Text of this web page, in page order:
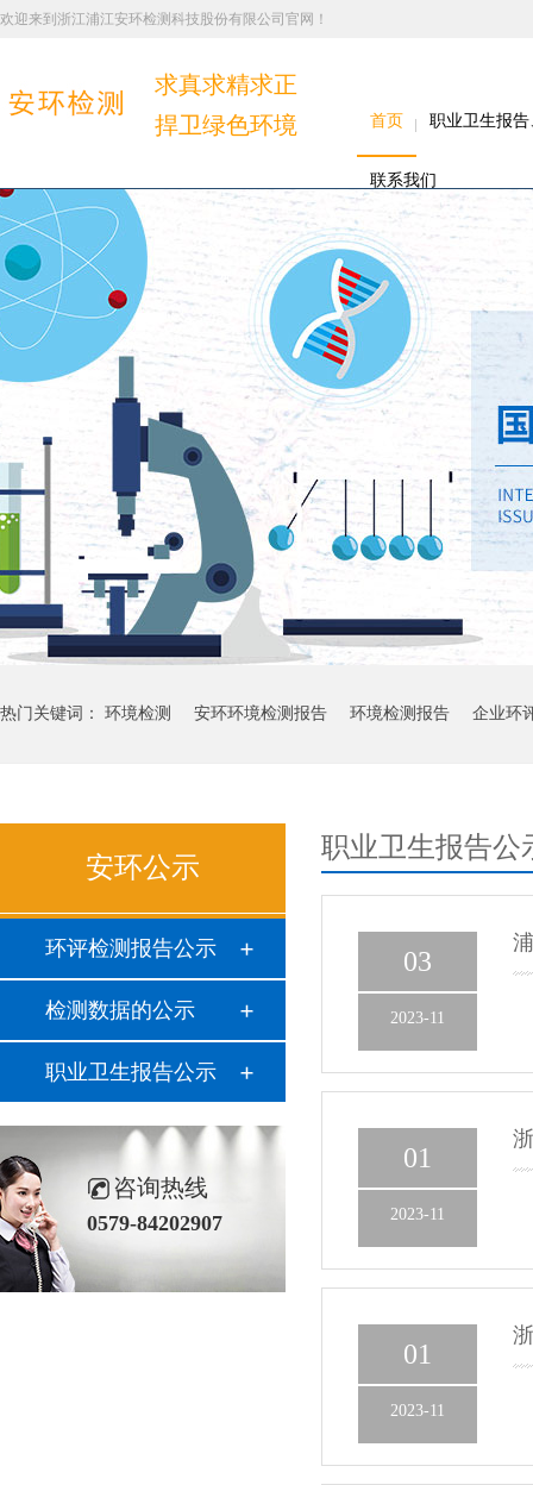
欢迎来到浙江浦江安环检测科技股份有限公司官网！
求真求精求正
捍卫绿色环境
首页 职业卫生报
联系我们
热门关键词： 环境检测 安环环境检测报告 环境检测报告 企业环
安环公示
环评检测报告公示
检测数据的公示
职业卫生报告公示
咨询热线
0579-84202907
职业卫生报告公
03
2023-11
01
2023-11
01
2023-11